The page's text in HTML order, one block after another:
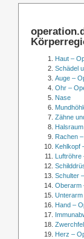
Haut –
Schädel
Auge –
Ohr –
Nase
Zähne
Rachen
Kehlkopf
Luftröhre
Schulter
Oberarm
Hand –
Herz –